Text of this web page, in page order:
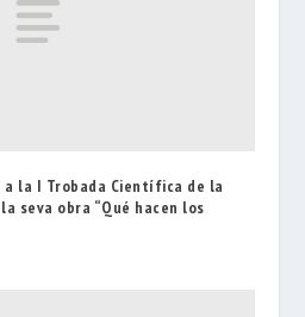
la I Trobada Científica de la
seva obra “Qué hacen los